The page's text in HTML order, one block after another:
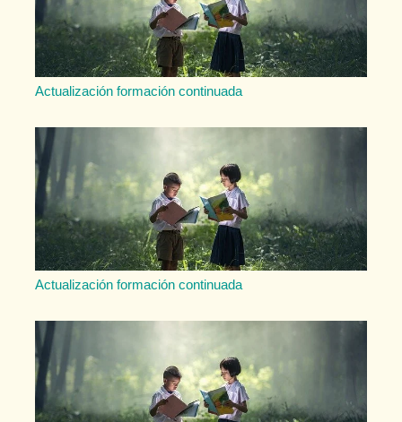
Actualización formación continuada
Actualización formación continuada